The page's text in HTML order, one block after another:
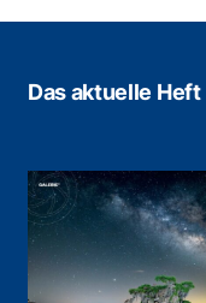
Das aktuelle Heft